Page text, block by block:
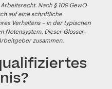
Nach § 109 GewO
auf eine schriftliche
Verhaltens – in der typischen
Notensystem. Dieser Glossar-
zusammen.